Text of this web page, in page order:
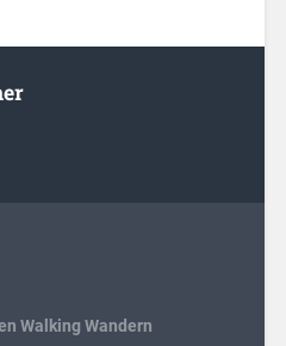
Walking Wandern